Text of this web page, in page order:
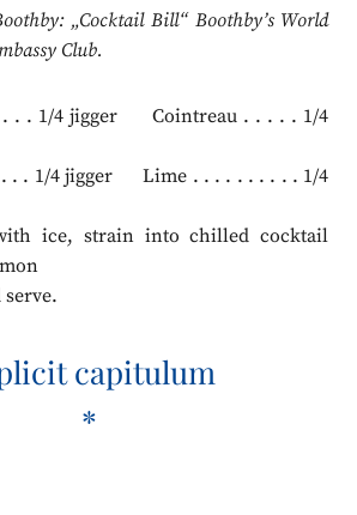
„Cocktail Bill“ Boothby’s World
Club.
. . . 1/4 jigger Cointreau . . . . . 1/4
. . 1/4 jigger Lime . . . . . . . . . . 1/4
ice, strain into chilled cocktail
capitulum
*